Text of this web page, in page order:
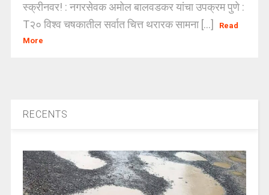
स्क्रीनवर! : नगरसेवक अमोल बालवडकर यांचा उपक्रम पुणे :
T२० विश्व चषकातील सर्वात चित्त थरारक सामना [...]
Read
More
RECENTS